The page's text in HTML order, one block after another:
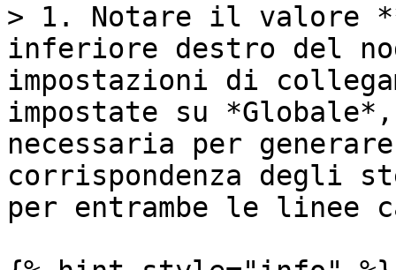
> 1. Notare il valore
inferiore destro del
impostazioni di
impostate su
necessaria per
corrispondenza degli
per entrambe le linee